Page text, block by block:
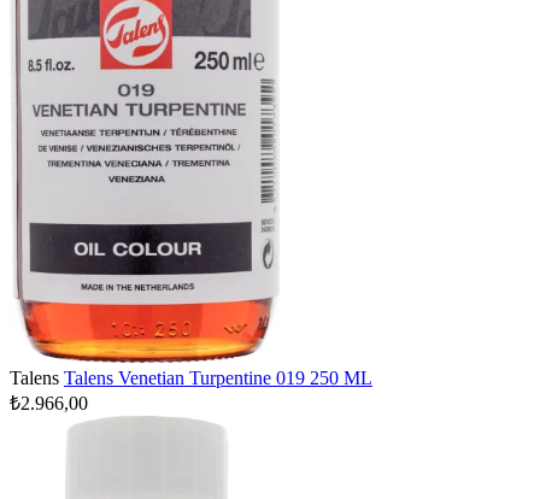
Talens Talens Venetian Turpentine 019 250 ML
₺2.966,00